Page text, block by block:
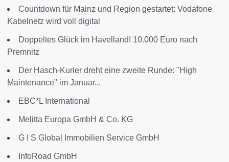
Countdown für Mainz und Region gestartet: Vodafone
Kabelnetz wird voll digital
Doppeltes Glück im Havelland! 10.000 Euro nach
Premnitz
Der Hasch-Kurier dreht eine zweite Runde: "High
Maintenance" im Januar...
EBC*L International
Melitta Europa GmbH & Co. KG
G I S Global Immobilien Service GmbH
InfoRoad GmbH